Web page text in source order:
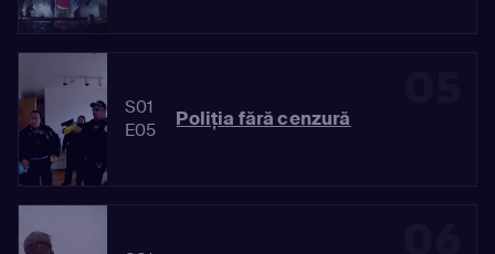
S01
E05
Poliția fără cenzură